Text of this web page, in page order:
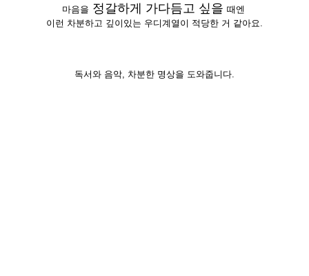
마음을 정갈하게 가다듬고 싶을 때엔
이런 차분하고 깊이있는 우디계열이 적당한 거 같아요.
독서와 음악, 차분한 명상을 도와줍니다.